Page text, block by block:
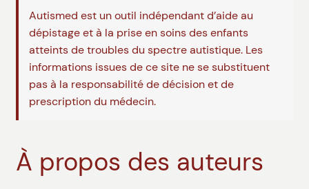
Autismed est un outil indépendant d’aide au
dépistage et à la prise en soins des enfants
atteints de troubles du spectre autistique. Les
informations issues de ce site ne se substituent
pas à la responsabilité de décision et de
prescription du médecin.
À propos des auteurs